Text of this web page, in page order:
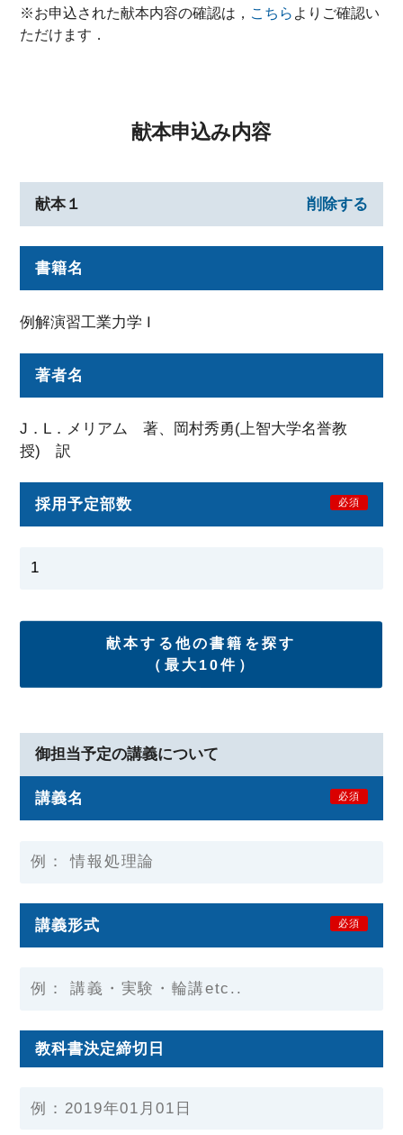
※お申込された献本内容の確認は， こちら よりご確認い
ただけます．
献本申込み内容
献本１ 削除する
書籍名
例解演習工業力学 I
著者名
J．L．メリアム 著、岡村秀勇(上智大学名誉教
授) 訳
採用予定部数 必須
献本する他の書籍を探す
（最大10件）
御担当予定の講義について
講義名 必須
講義形式 必須
教科書決定締切日